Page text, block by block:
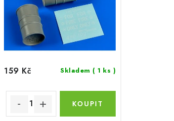
159 Kč Skladem ( 1 ks )